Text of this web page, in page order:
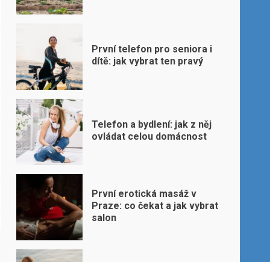
První telefon pro seniora i
dítě: jak vybrat ten pravý
Telefon a bydlení: jak z něj
ovládat celou domácnost
První erotická masáž v
Praze: co čekat a jak vybrat
salon